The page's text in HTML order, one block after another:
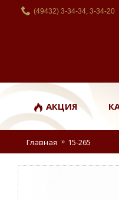
(49432) 3-34-34, 3-34-20
АКЦИЯ
Главная 15-265